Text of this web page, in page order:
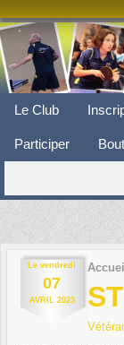
Le Club
Participer
Le vendredi
07
AVRIL 2023